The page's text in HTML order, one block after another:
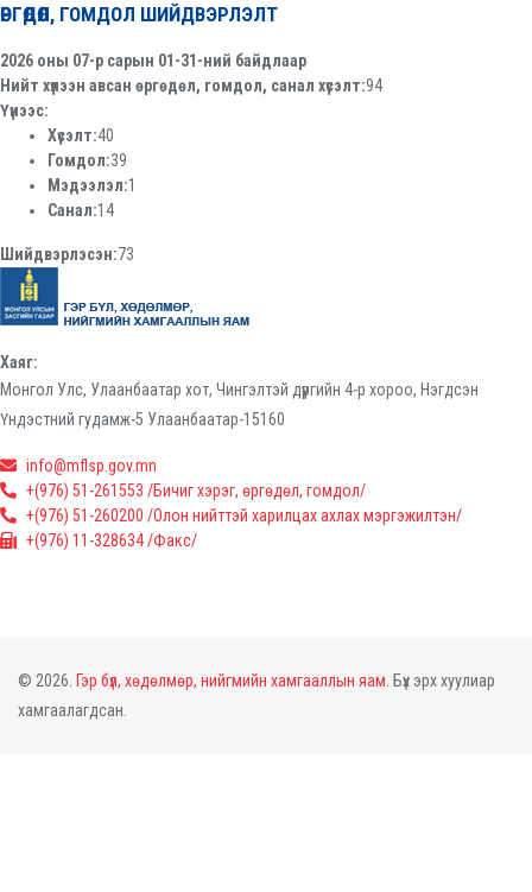
ӨРГӨДӨЛ, ГОМДОЛ ШИЙДВЭРЛЭЛТ
2026 оны 07-р сарын 01-31-ний байдлаар
Нийт хүлээн авсан өргөдөл, гомдол, санал хүсэлт:94
Үүнээс:
Хүсэлт:40
Гомдол:39
Мэдээлэл:1
Санал:14
Шийдвэрлэсэн:73
Хаяг:
Монгол Улс, Улаанбаатар хот, Чингэлтэй дүүргийн 4-р хороо, Нэгдсэн
Үндэстний гудамж-5 Улаанбаатар-15160
info@mflsp.gov.mn
+(976) 51-261553 /Бичиг хэрэг, өргөдөл, гомдол/
+(976) 51-260200 /Олон нийттэй харилцах ахлах мэргэжилтэн/
+(976) 11-328634 /Факс/
© 2026. Гэр бүл, хөдөлмөр, нийгмийн хамгааллын яам. Бүх эрх хуулиар
хамгаалагдсан.